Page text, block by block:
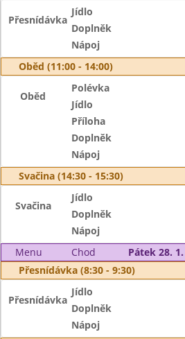
Přesnídávka
Jídlo
Doplněk
Nápoj
Oběd (11:00 - 14:00)
Oběd
Polévka
Jídlo
Příloha
Doplněk
Nápoj
Svačina (14:30 - 15:30)
Svačina
Jídlo
Doplněk
Nápoj
Menu
Chod
Pátek 28.
Přesnídávka (8:30 - 9:30)
Přesnídávka
Jídlo
Doplněk
Nápoj